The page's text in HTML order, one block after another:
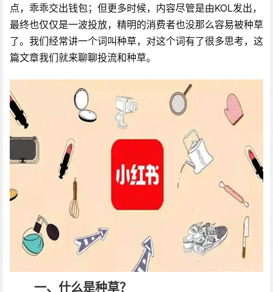
点，乖乖交出钱包；但更多时候，内容尽管是由KOL发出，
最终也仅仅是一波投放，精明的消费者也没那么容易被种草
了。 我们经常讲一个词叫种草，对这个词有了很多思考，这
篇文章我们就来聊聊投流和种草。
一、什么是种草？